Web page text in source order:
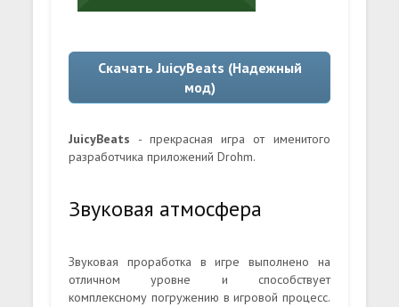
Скачать JuicyBeats (Надежный
мод)
JuicyBeats - прекрасная игра от именитого
разработчика приложений Drohm.
Звуковая атмосфера
Звуковая проработка в игре выполнено на
отличном уровне и способствует
комплексному погружению в игровой процесс.